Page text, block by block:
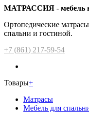
МАТРАССИЯ - мебель
Ортопедические
спальни и гостиной.
+7 (861) 217-59-54
Товары+
Матрасы
Мебель для